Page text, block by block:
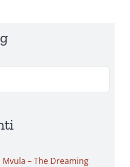
– The Dreaming